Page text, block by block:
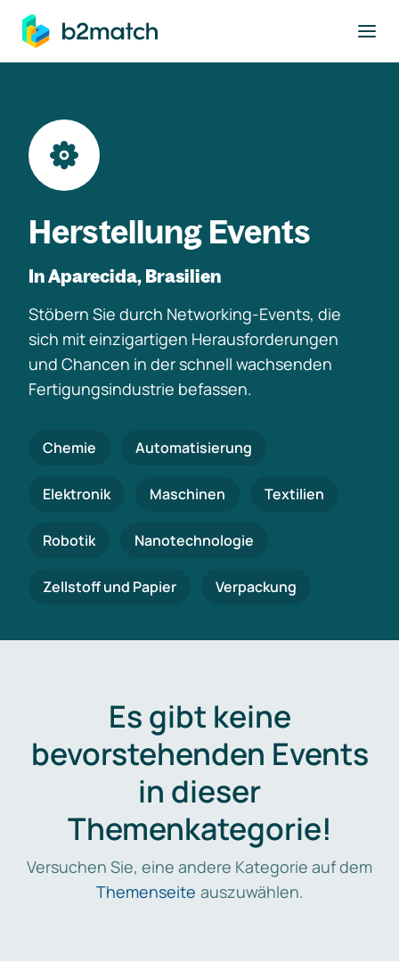
springen
Herstellung Events
In Aparecida, Brasilien
Stöbern Sie durch Networking-Events, die
sich mit einzigartigen Herausforderungen
und Chancen in der schnell wachsenden
Fertigungsindustrie befassen.
Chemie Automatisierung
Elektronik Maschinen Textilien
Robotik Nanotechnologie
Zellstoff und Papier Verpackung
Es gibt keine
bevorstehenden Events
in dieser
Themenkategorie!
Versuchen Sie, eine andere Kategorie auf dem
Themenseite auszuwählen.